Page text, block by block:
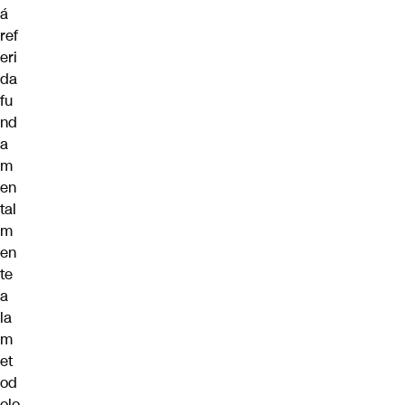
á
ref
eri
da
fu
nd
a
m
en
tal
m
en
te
a
la
m
et
od